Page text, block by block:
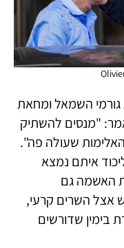
ערוץ 14 ביקר את גורמי השמאל ומחאת
"מנסים להשתיק
שעולה פה".
איתם נמצא
האשמה גם
אצל השרים קרעי,
בימין שדורשים